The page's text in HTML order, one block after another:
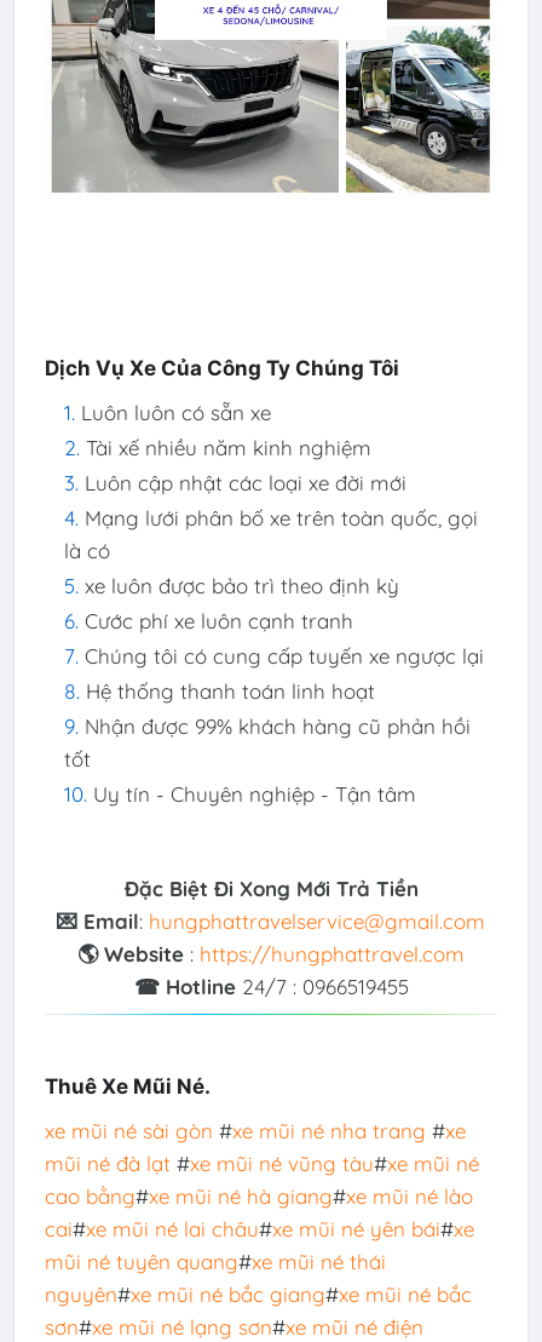
Dịch Vụ Xe Của Công Ty Chúng Tôi
Luôn luôn có sẵn xe
Tài xế nhiều năm kinh nghiệm
Luôn cập nhật các loại xe đời mới
Mạng lưới phân bố xe trên toàn quốc, gọi
là có
xe luôn được bảo trì theo định kỳ
Cước phí xe luôn cạnh tranh
Chúng tôi có cung cấp tuyến xe ngược lại
Hệ thống thanh toán linh hoạt
Nhận được 99% khách hàng cũ phản hồi
tốt
Uy tín - Chuyên nghiệp - Tận tâm
Đặc Biệt Đi Xong Mới Trả Tiền
💌 Email: hungphattravelservice@gmail.com
🌎 Website : https://hungphattravel.com
☎ Hotline24/7 : 0966519455
Thuê Xe Mũi Né.
xe mũi né sài gòn #xe mũi né nha trang #xe
mũi né đà lạt #xe mũi né vũng tàu#xe mũi né
cao bằng#xe mũi né hà giang#xe mũi né lào
cai#xe mũi né lai châu#xe mũi né yên bái#xe
mũi né tuyên quang#xe mũi né thái
nguyên#xe mũi né bắc giang#xe mũi né bắc
sơn#xe mũi né lạng sơn#xe mũi né điện